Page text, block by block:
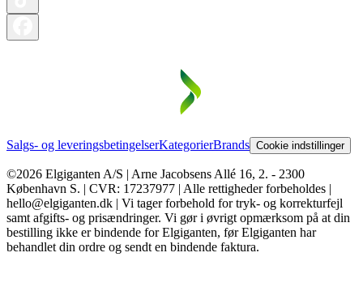
Salgs- og leveringsbetingelserKategorierBrands Cookie indstillinger
©2026 Elgiganten A/S | Arne Jacobsens Allé 16, 2. - 2300
København S. | CVR: 17237977 | Alle rettigheder forbeholdes |
hello@elgiganten.dk | Vi tager forbehold for tryk- og korrekturfejl
samt afgifts- og prisændringer. Vi gør i øvrigt opmærksom på at din
bestilling ikke er bindende for Elgiganten, før Elgiganten har
behandlet din ordre og sendt en bindende faktura.